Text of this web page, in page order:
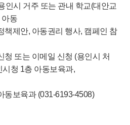
인시 거주 또는 관내 학교(대안교
아동
책제안, 아동권리 행사, 캠페인 참
청 또는 이메일 신청 (용인시 처
청 1층 아동보육과,
동보육과 (031-6193-4508)